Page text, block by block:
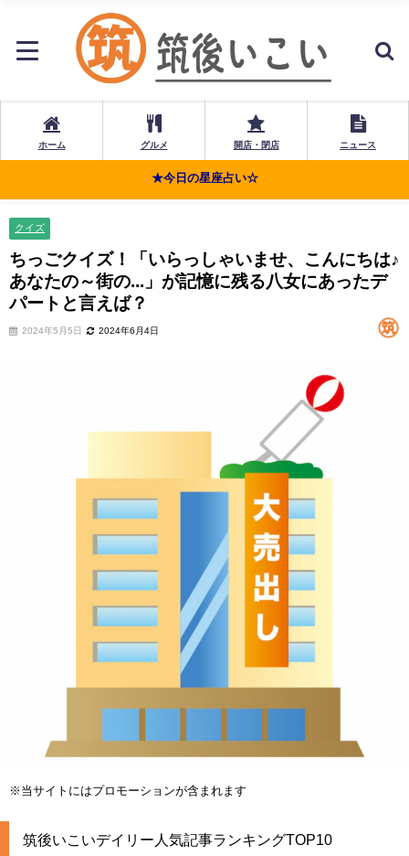
ホーム グルメ 開店・閉店 ニュース
★今日の星座占い☆
クイズ
ちっごクイズ！「いらっしゃいませ、こんにちは♪
あなたの～街の...」が記憶に残る八女にあったデ
パートと言えば？
2024年5月5日 2024年6月4日
※当サイトにはプロモーションが含まれます
筑後いこいデイリー人気記事ランキングTOP10